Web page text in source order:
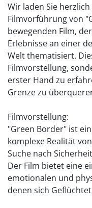
Wir laden Sie
Filmvorführung von
bewegenden Film,
Erlebnisse an einer
Welt thematisiert.
Filmvorstellung,
erster Hand zu
Grenze zu
Filmvorstellung:
"Green Border" ist
komplexe Realität
Suche nach
Der Film bietet eine
emotionalen und
denen sich